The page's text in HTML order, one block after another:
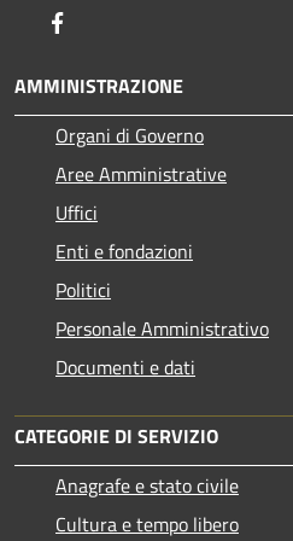
AMMINISTRAZIONE
Organi di Governo
Aree Amministrative
Uffici
Enti e fondazioni
Politici
Personale Amministrativo
Documenti e dati
CATEGORIE DI SERVIZIO
Anagrafe e stato civile
Cultura e tempo libero